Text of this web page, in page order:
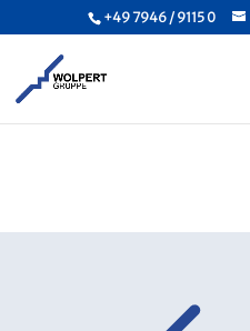
+49 7946 / 9115 0